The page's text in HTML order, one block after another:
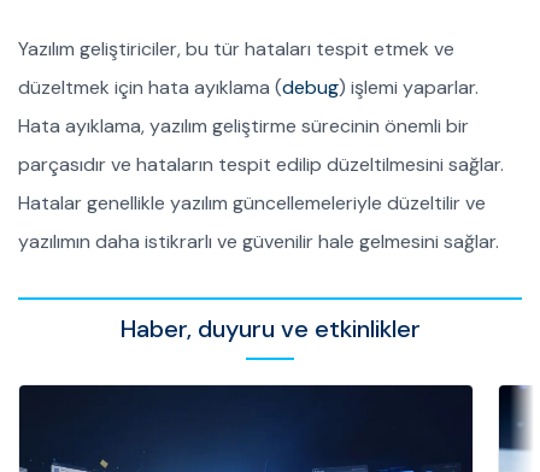
Yazılım geliştiriciler, bu tür hataları tespit etmek ve
düzeltmek için hata ayıklama (debug) işlemi yaparlar.
Hata ayıklama, yazılım geliştirme sürecinin önemli bir
parçasıdır ve hataların tespit edilip düzeltilmesini sağlar.
Hatalar genellikle yazılım güncellemeleriyle düzeltilir ve
yazılımın daha istikrarlı ve güvenilir hale gelmesini sağlar.
Haber, duyuru ve etkinlikler